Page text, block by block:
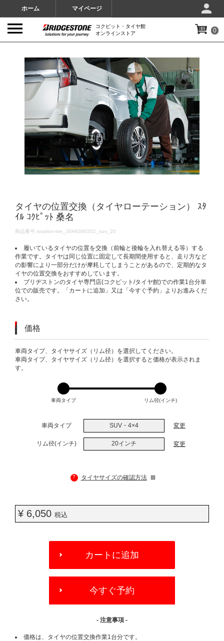
ホーム マイページ
コクピット・タイヤ館
オンラインストア
0
タイヤの位置交換（タイヤローテーション） ｽﾀ
ｲﾙ ｺｸﾋﾟｯﾄ 桑名
DETAILS
商品番号 rotation-tire_JSH4390202_suv_20
履いているタイヤの位置を交換（前輪と後輪を入れ替える等）する
作業です。タイヤは同じ位置に固定して長期間使用すると、走り方など
の影響により一部分だけが摩耗してしまうことがあるので、定期的なタ
イヤの位置交換をおすすめしています。
ブリヂストンのタイヤ専門店(コクピット/タイヤ館)での作業1台分単
位での販売です。「カートに追加」又は「今すぐ予約」よりお進みくだ
さい。
価格
VARIATIONS
車両タイプ、タイヤサイズ（リム径）を選択してください。
車両タイプ、タイヤサイズ（リム径）を選択すると価格が表示されま
す。
車両タイプ リム径(インチ)
車両タイプ SUV・4×4 変更
リム径(インチ) 20インチ 変更
? タイヤサイズの確認方法
¥ 6,050 税込
OPTIONS
カートに追加
今すぐ予約
- 注意事項 -
価格は、タイヤの位置交換作業1台分です。